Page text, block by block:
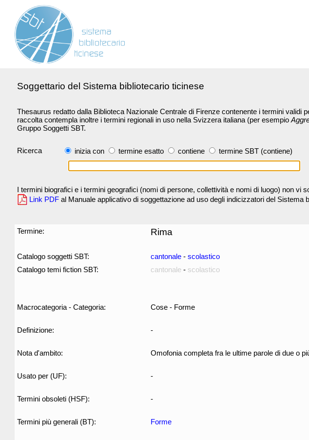
Soggettario del Sistema bibliotecario ticinese
Thesaurus redatto dalla Biblioteca Nazionale Centrale di Firenze contenente i termini validi
raccolta contempla inoltre i termini regionali in uso nella Svizzera italiana (per esempio
Gruppo Soggetti SBT.
Ricerca inizia con termine esatto contiene termine SBT (contiene)
I termini biografici e i termini geografici (nomi di persone, collettività e nomi di luogo) non vi
Link PDF al Manuale applicativo di soggettazione ad uso degli indicizzatori del Sistema
Termine: Rima
Catalogo soggetti SBT: cantonale - scolastico
Catalogo temi fiction SBT:
cantonale - scolastico
Macrocategoria - Categoria: Cose - Forme
Definizione: -
Nota d'ambito: Omofonia completa fra le ultime parole di due o
Usato per (UF): -
Termini obsoleti (HSF): -
Termini più generali (BT): Forme